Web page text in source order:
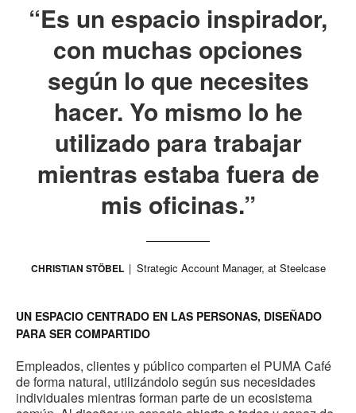
“Es un espacio inspirador,
con muchas opciones
según lo que necesites
hacer. Yo mismo lo he
utilizado para trabajar
mientras estaba fuera de
mis oficinas.”
CHRISTIAN STÖBEL Strategic Account Manager, at Steelcase
UN ESPACIO CENTRADO EN LAS PERSONAS, DISEÑADO
PARA SER COMPARTIDO
Empleados, clientes y público comparten el PUMA Café
de forma natural, utilizándolo según sus necesidades
individuales mientras forman parte de un ecosistema